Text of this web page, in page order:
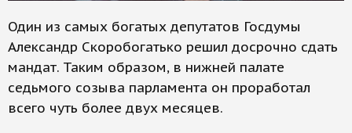
Один из самых богатых депутатов Госдумы
Александр Скоробогатько решил досрочно сдать
мандат. Таким образом, в нижней палате
седьмого созыва парламента он проработал
всего чуть более двух месяцев.